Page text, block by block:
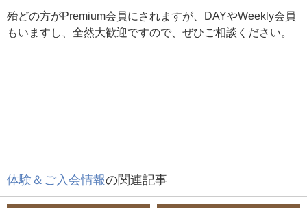
殆どの方がPremium会員にされますが、DAYやWeekly会員
もいますし、全然大歓迎ですので、ぜひご相談ください。
体験＆ご入会情報の関連記事